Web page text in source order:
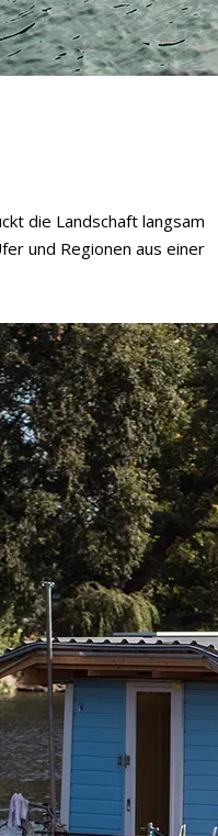
die Landschaft langsam
und Regionen aus einer